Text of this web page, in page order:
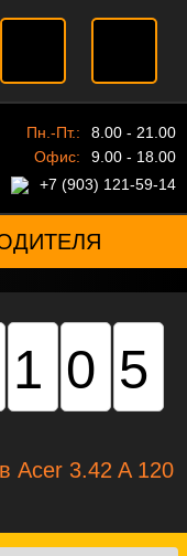
Пн.-Пт.:
8.00 - 21.00
Офис:
9.00 - 18.00
+7 (903) 121-59-14
Acer 3.42 A 120